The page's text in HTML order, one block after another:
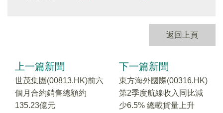
返回上頁
上一篇新聞
世茂集團(00813.HK)前六
個月合約銷售總額約
135.23億元
下一篇新聞
東方海外國際(00316.HK)
第2季度航線收入同比減
少6.5% 總載貨量上升